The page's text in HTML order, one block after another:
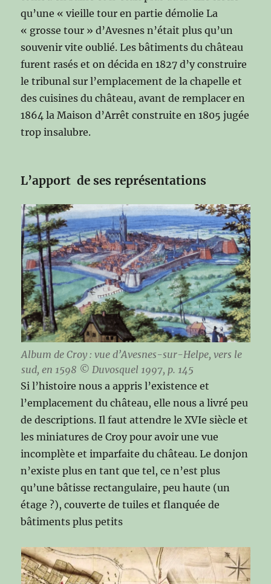
qu’une « vieille tour en partie démolie La
« grosse tour » d’Avesnes n’était plus qu’un
souvenir vite oublié. Les bâtiments du château
furent rasés et on décida en 1827 d’y construire
le tribunal sur l’emplacement de la chapelle et
des cuisines du château, avant de remplacer en
1864 la Maison d’Arrêt construite en 1805 jugée
trop insalubre.
L’apport de ses représentations
Album de Croy : vue d’Avesnes-sur-Helpe, vers le
sud, en 1598 © Duvosquel 1997, p. 145
Si l’histoire nous a appris l’existence et
l’emplacement du château, elle nous a livré peu
de descriptions. Il faut attendre le XVIe siècle et
les miniatures de Croy pour avoir une vue
incomplète et imparfaite du château. Le donjon
n’existe plus en tant que tel, ce n’est plus
qu’une bâtisse rectangulaire, peu haute (un
étage ?), couverte de tuiles et flanquée de
bâtiments plus petits